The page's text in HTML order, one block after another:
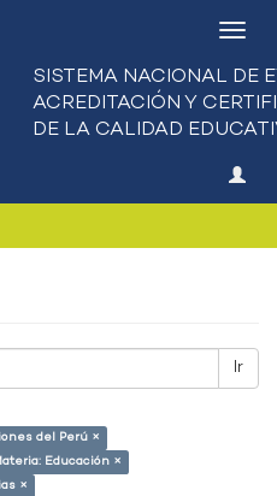
Ir
del Perú ×
Educación ×
×